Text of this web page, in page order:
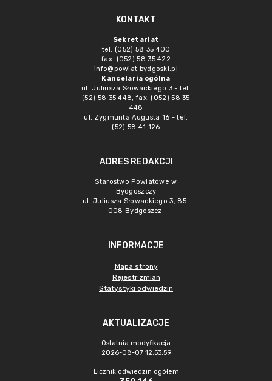
KONTAKT
Sekretariat
tel. (052) 58 35 400
fax. (052) 58 35 422
info@powiat.bydgoski.pl
Kancelaria ogólna
ul. Juliusza Słowackiego 3 - tel.
(52) 58 35 448, fax. (052) 58 35
448
ul. Zygmunta Augusta 16 - tel.
(52) 58 41 126
ADRES REDAKCJI
Starostwo Powiatowe w
Bydgoszczy
ul. Juliusza Słowackiego 3, 85-
008 Bydgoszcz
INFORMACJE
Mapa strony
Rejestr zmian
Statystyki odwiedzin
AKTUALIZACJE
Ostatnia modyfikacja
2026-08-07 12:53:59
Licznik odwiedzin ogółem